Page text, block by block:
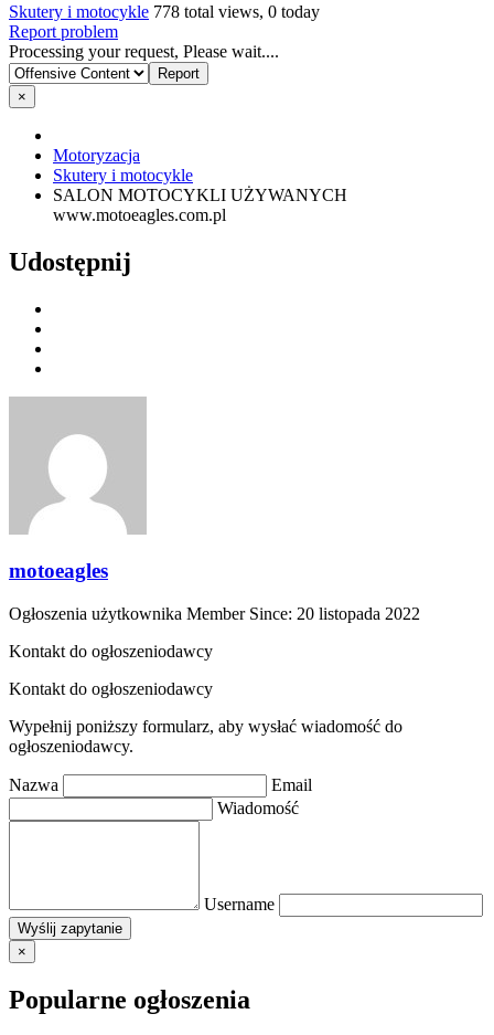
Skutery i motocykle 778 total views, 0 today
Report problem
Processing your request, Please wait....
×
Motoryzacja
Skutery i motocykle
SALON MOTOCYKLI UŻYWANYCH
www.motoeagles.com.pl
Udostępnij
motoeagles
Ogłoszenia użytkownika Member Since: 20 listopada 2022
Kontakt do ogłoszeniodawcy
Kontakt do ogłoszeniodawcy
Wypełnij poniższy formularz, aby wysłać wiadomość do
ogłoszeniodawcy.
Nazwa
Email
Wiadomość
Username
×
Popularne ogłoszenia